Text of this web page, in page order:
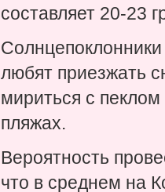
составляет 20-23
любят приезжать
мириться с
пляжах.
Вероятность
что в среднем на